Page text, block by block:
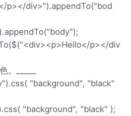
p></div>").appendTo("bod
p></div
_____
"background", "black"
"background", "black" );